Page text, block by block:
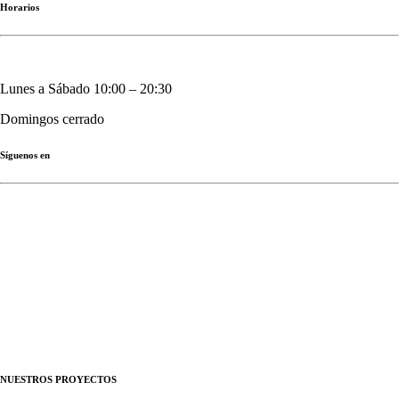
Horarios
Lunes a Sábado 10:00 – 20:30
Domingos cerrado
Síguenos en
NUESTROS PROYECTOS